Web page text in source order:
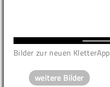
Bilder zur neuen KletterApp
weitere Bilder